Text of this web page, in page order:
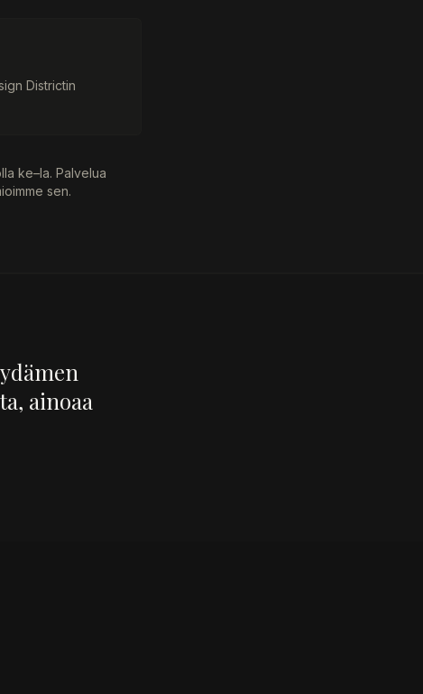
Districtin
ke–la. Palvelua
sen.
ainoaa